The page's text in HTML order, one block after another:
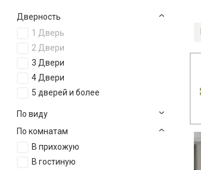
Дверность
1 Дверь
2 Двери
3 Двери
4 Двери
5 дверей и более
По виду
По комнатам
В прихожую
В гостиную